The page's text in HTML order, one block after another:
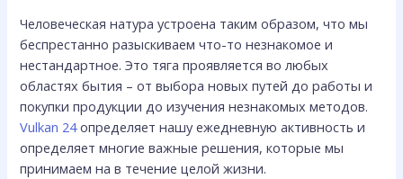
Человеческая натура устроена таким образом, что мы
беспрестанно разыскиваем что-то незнакомое и
нестандартное. Это тяга проявляется во любых
областях бытия – от выбора новых путей до работы и
покупки продукции до изучения незнакомых методов.
Vulkan 24определяет нашу ежедневную активность и
определяет многие важные решения, которые мы
принимаем на в течение целой жизни.